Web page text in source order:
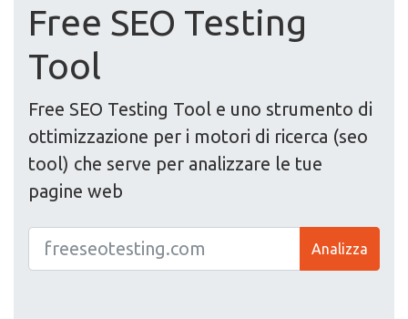
Free SEO Testing
Tool
Free SEO Testing Tool e uno strumento di
ottimizzazione per i motori di ricerca (seo
tool) che serve per analizzare le tue
pagine web
Analizza